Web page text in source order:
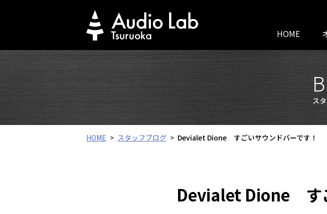
HOME
ス
HOME スタッフブログ Devialet Dione すごいサウンドバーです！
Devialet Dione す